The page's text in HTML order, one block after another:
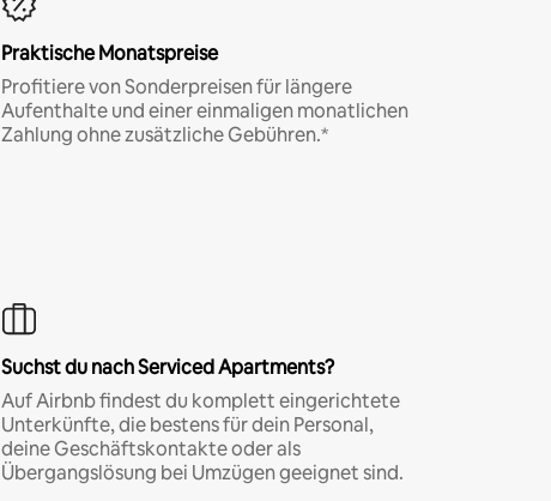
Praktische Monatspreise
Profitiere von Sonderpreisen für längere
Aufenthalte und einer einmaligen monatlichen
Zahlung ohne zusätzliche Gebühren.*
Suchst du nach Serviced Apartments?
Auf Airbnb findest du komplett eingerichtete
Unterkünfte, die bestens für dein Personal,
deine Geschäftskontakte oder als
Übergangslösung bei Umzügen geeignet sind.